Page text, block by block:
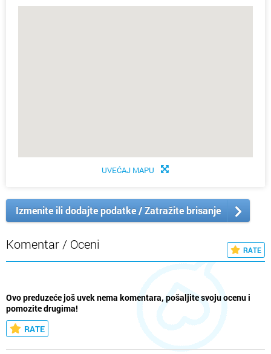
UVEĆAJ MAPU
Izmenite ili dodajte podatke / Zatražite brisanje
Komentar / Oceni RATE
Ovo preduzeće još uvek nema komentara, pošaljite svoju ocenu i
pomozite drugima!
RATE